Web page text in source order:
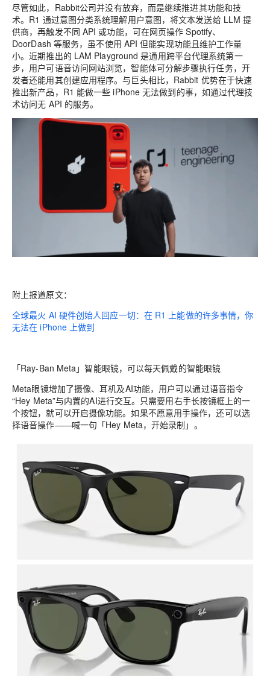
尽管如此，Rabbit公司并没有放弃，而是继续推进其功能和技
术。R1 通过意图分类系统理解用户意图，将文本发送给 LLM 提
供商，再触发不同 API 或功能，可在网页操作 Spotify、
DoorDash 等服务，虽不使用 API 但能实现功能且维护工作量
小。近期推出的 LAM Playground 是通用跨平台代理系统第一
步，用户可语音访问网站浏览，智能体可分解步骤执行任务，开
发者还能用其创建应用程序。与巨头相比，Rabbit 优势在于快速
推出新产品，R1 能做一些 iPhone 无法做到的事，如通过代理技
术访问无 API 的服务。
附上报道原文：
全球最火 AI 硬件创始人回应一切：在 R1 上能做的许多事情，你
无法在 iPhone 上做到
「Ray-Ban Meta」智能眼镜，可以每天佩戴的智能眼镜
Meta眼镜增加了摄像、耳机及AI功能，用户可以通过语音指令
“Hey Meta”与内置的AI进行交互。只需要用右手长按镜框上的一
个按钮，就可以开启摄像功能。如果不愿意用手操作，还可以选
择语音操作——喊一句「Hey Meta，开始录制」。